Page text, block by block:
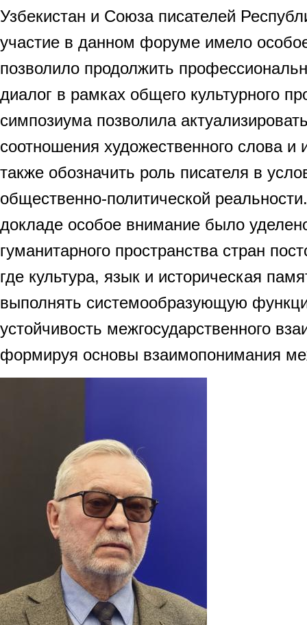
Узбекистан и Союза писателей
участие в данном форуме имело
позволило продолжить
диалог в рамках общего культурного
симпозиума позволила
соотношения художественного слова и
также обозначить роль писателя в
общественно-политической
докладе особое внимание было
гуманитарного пространства стран
где культура, язык и историческая
выполнять системообразующую
устойчивость межгосударственного
формируя основы взаимопонимания